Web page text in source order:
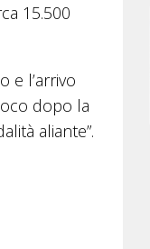
15.500
e l’arrivo
dopo la
aliante”.